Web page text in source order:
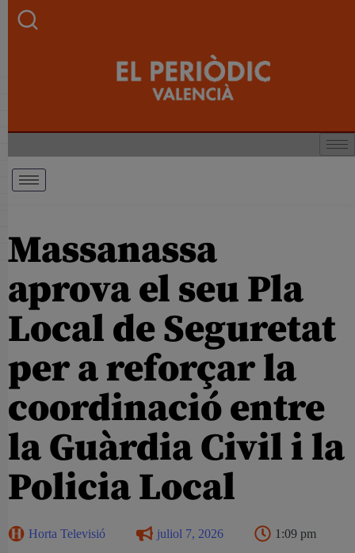
Massanassa
aprova el seu Pla
Local de Seguretat
per a reforçar la
coordinació entre
la Guàrdia Civil i la
Policia Local
Horta Televisió juliol 7, 2026 1:09 pm